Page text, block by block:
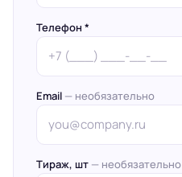
Телефон *
Email — необязательно
Тираж, шт — необязательно